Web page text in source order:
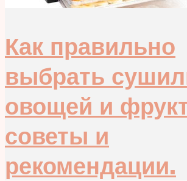
Как правильно
выбрать
овощей и
советы и
рекомендации.